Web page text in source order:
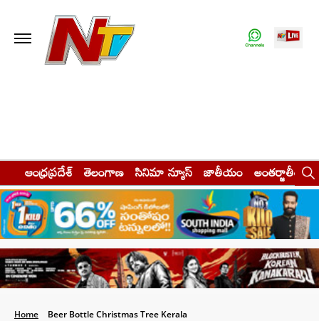
ఆంధ్రప్రదేశ్ తెలంగాణ సినిమా న్యూస్ జాతీయం అంతర్జాతీయం
Home Beer Bottle Christmas Tree Kerala